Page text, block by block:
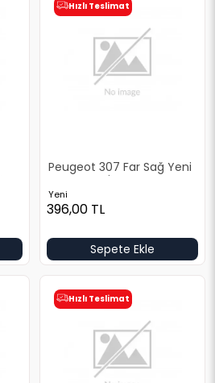
Hızlı Teslimat
Peugeot 307 Far Sağ Yeni
Yan Sanayi
Yeni
396,00 TL
Sepete Ekle
Hızlı Teslimat